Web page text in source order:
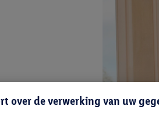
over de verwerking van uw